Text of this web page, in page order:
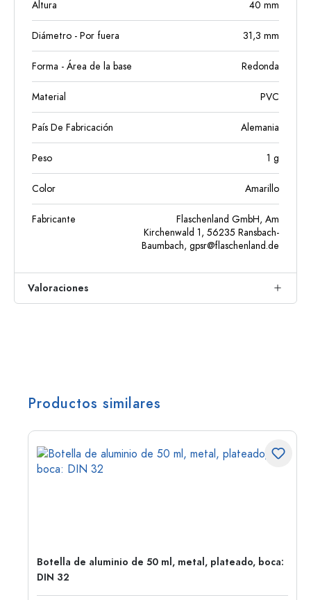
Altura 40 mm
Diámetro - Por fuera 31,3 mm
Forma - Área de la base Redonda
Material PVC
País De Fabricación Alemania
Peso 1 g
Color Amarillo
Fabricante
Flaschenland GmbH, Am
Kirchenwald 1, 56235 Ransbach-
Baumbach, gpsr@flaschenland.de
Valoraciones
Productos similares
Botella de aluminio de 50 ml, metal, plateado, boca:
DIN 32